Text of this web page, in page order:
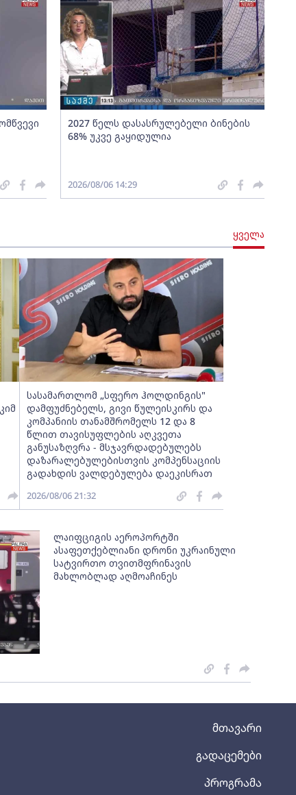
მთავარი
გადაცემები
პროგრამა
2027 წელს დასასრულებელი ბინების
68% უკვე გაყიდულია
2026/08/06 14:29
ყველა
სასამართლომ „სფერო ჰოლდინგის"
დამფუძნებელს, გივი წულეისკირს და
კომპანიის თანამშრომელს 12 და 8
წლით თავისუფლების აღკვეთა
განუსაზღვრა - მსჯავრდადებულებს
დაზარალებულებისთვის კომპენსაციის
გადახდის ვალდებულება დაეკისრათ
2026/08/06 21:32
ლაიფციგის აეროპორტში
ასაფეთქებლიანი დრონი უკრაინული
სატვირთო თვითმფრინავის
მახლობლად აღმოაჩინეს